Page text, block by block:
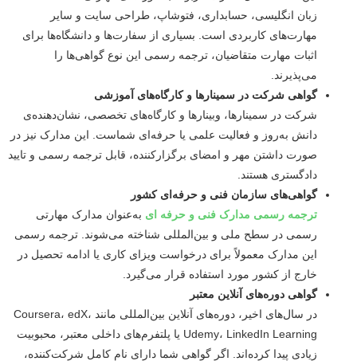
زبان انگلیسی، حسابداری، فتوشاپ، طراحی سایت و سایر
مهارت‌های کاربردی است. بسیاری از سفارت‌ها و دانشگاه‌ها برای
اثبات مهارت متقاضیان، ترجمه رسمی این نوع گواهی‌ها را
می‌پذیرند.
گواهی شرکت در سمینارها و کارگاه‌های آموزشی
شرکت در سمینارها، وبینارها و کارگاه‌های تخصصی، نشان‌دهنده‌ی
دانش به‌روز و فعالیت علمی یا حرفه‌ای شماست. این مدارک نیز در
صورت داشتن مهر و امضای برگزارکننده، قابل ترجمه رسمی و تایید
دادگستری هستند.
گواهی‌های سازمان فنی و حرفه‌ای کشور
ترجمه رسمی مدارک فنی و حرفه ای به‌عنوان مدارک مهارتی
رسمی در سطح ملی و بین‌المللی شناخته می‌شوند. ترجمه رسمی
این مدارک معمولاً برای درخواست ویزای کاری یا ادامه تحصیل در
خارج از کشور مورد استفاده قرار می‌گیرد.
گواهی دوره‌های آنلاین معتبر
در سال‌های اخیر، دوره‌های آنلاین بین‌المللی مانند Coursera، edX،
Udemy، LinkedIn Learning یا پلتفرم‌های داخلی معتبر، محبوبیت
زیادی پیدا کرده‌اند. اگر گواهی شما دارای نام کامل شرکت‌کننده،